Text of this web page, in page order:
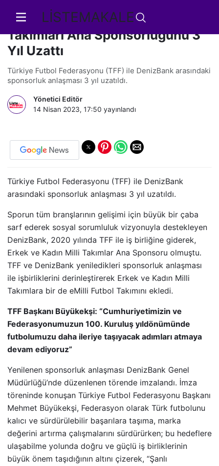
LİSTEMAKALE
TFF ve DenizBank Milli Futbol
Takımları Ana Sponsorluğunu 3
Yıl Uzattı
Türkiye Futbol Federasyonu (TFF) ile DenizBank arasındaki
sponsorluk anlaşması 3 yıl uzatıldı.
Yönetici Editör
14 Nisan 2023, 17:50 yayınlandı
Türkiye Futbol Federasyonu (TFF) ile DenizBank
arasındaki sponsorluk anlaşması 3 yıl uzatıldı.
Sporun tüm branşlarının gelişimi için büyük bir çaba
sarf ederek sosyal sorumluluk vizyonuyla destekleyen
DenizBank, 2020 yılında TFF ile iş birliğine giderek,
Erkek ve Kadın Milli Takımlar Ana Sponsoru olmuştu.
TFF ve DenizBank yeniledikleri sponsorluk anlaşması
ile işbirliklerini derinleştirerek Erkek ve Kadın Milli
Takımlara bir de eMilli Futbol Takımını ekledi.
TFF Başkanı Büyükekşi: “Cumhuriyetimizin ve
Federasyonumuzun 100. Kuruluş yıldönümünde
futbolumuzu daha ileriye taşıyacak adımları atmaya
devam ediyoruz”
Yenilenen sponsorluk anlaşması DenizBank Genel
Müdürlüğü’nde düzenlenen törende imzalandı. İmza
töreninde konuşan Türkiye Futbol Federasyonu Başkanı
Mehmet Büyükekşi, Federasyon olarak Türk futbolunu
kalıcı ve sürdürülebilir başarılara taşıma, marka
değerini artırma çalışmalarını sürdürürken; bu hedeflere
ulaşabilme yolunda doğru ve güçlü iş birliklerinin
büyük önem taşıdığının altını çizerek, “Şanlı